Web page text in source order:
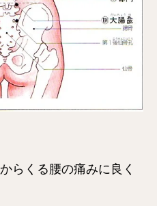
らくる腰の痛みに良く